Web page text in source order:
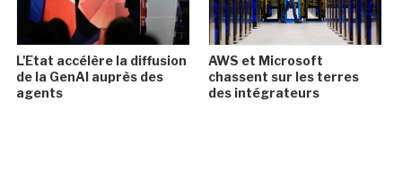
L'Etat accélère la diffusion
de la GenAI auprès des
agents
AWS et Microsoft
chassent sur les terres
des intégrateurs